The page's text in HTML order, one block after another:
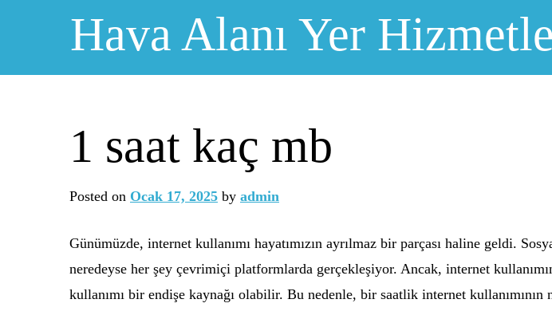
Hava Alanı Yer
1 saat kaç mb
Posted on Ocak 17, 2025 by admin
Günümüzde, internet kullanımı hayatımızın ayrılmaz bir parçası haline geldi.
neredeyse her şey çevrimiçi platformlarda gerçekleşiyor. Ancak, internet
kullanımı bir endişe kaynağı olabilir. Bu nedenle, bir saatlik internet